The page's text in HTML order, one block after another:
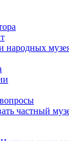
народных
частный